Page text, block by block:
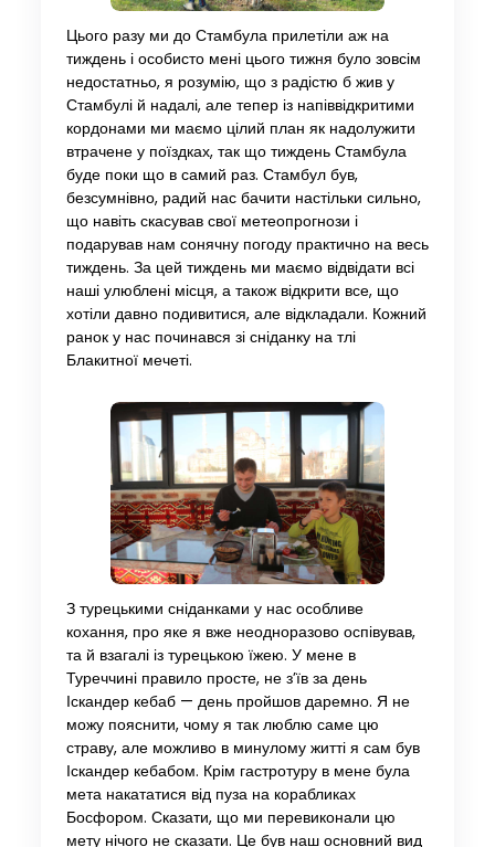
Цього разу ми до Стамбула прилетіли аж на
тиждень і особисто мені цього тижня було зовсім
недостатньо, я розумію, що з радістю б жив у
Стамбулі й надалі, але тепер із напіввідкритими
кордонами ми маємо цілий план як надолужити
втрачене у поїздках, так що тиждень Стамбула
буде поки що в самий раз. Стамбул був,
безсумнівно, радий нас бачити настільки сильно,
що навіть скасував свої метеопрогнози і
подарував нам сонячну погоду практично на весь
тиждень. За цей тиждень ми маємо відвідати всі
наші улюблені місця, а також відкрити все, що
хотіли давно подивитися, але відкладали. Кожний
ранок у нас починався зі сніданку на тлі
Блакитної мечеті.
З турецькими сніданками у нас особливе
кохання, про яке я вже неодноразово оспівував,
та й взагалі із турецькою їжею. У мене в
Туреччині правило просте, не з’їв за день
Іскандер кебаб — день пройшов даремно. Я не
можу пояснити, чому я так люблю саме цю
страву, але можливо в минулому житті я сам був
Іскандер кебабом. Крім гастротуру в мене була
мета накататися від пуза на корабликах
Босфором. Сказати, що ми перевиконали цю
мету нічого не сказати. Це був наш основний вид